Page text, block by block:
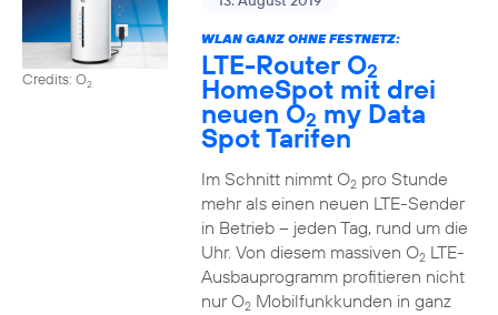
Credits: O2
WLAN GANZ OHNE FESTNETZ:
LTE-Router O2
HomeSpot mit drei
neuen O2 my Data
Spot Tarifen
Im Schnitt nimmt O2pro Stunde
mehr als einen neuen LTE-Sender
in Betrieb – jeden Tag, rund um die
Uhr. Von diesem massiven O2LTE-
Ausbauprogramm profitieren nicht
nur O2Mobilfunkkunden in ganz